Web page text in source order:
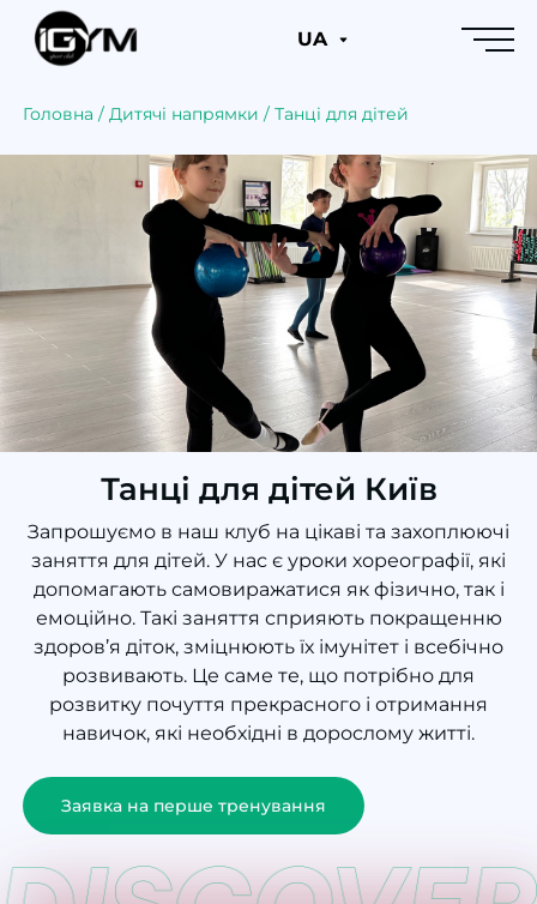
UA
Головна /Дитячі напрямки /Танці для дітей
Танці для дітей Київ
Запрошуємо в наш клуб на цікаві та захоплюючі
заняття для дітей. У нас є уроки хореографії, які
допомагають самовиражатися як фізично, так і
емоційно. Такі заняття сприяють покращенню
здоров’я діток, зміцнюють їх імунітет і всебічно
розвивають. Це саме те, що потрібно для
розвитку почуття прекрасного і отримання
навичок, які необхідні в дорослому житті.
Заявка на перше тренування